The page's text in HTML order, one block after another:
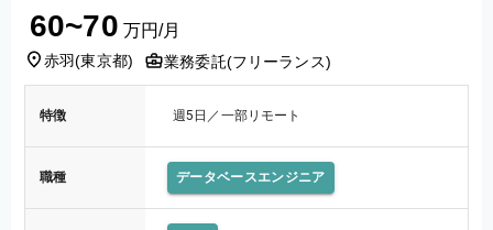
60~70 万円/月
赤羽(東京都) 業務委託(フリーランス)
特徴 週5日／一部リモート
職種 データベースエンジニア